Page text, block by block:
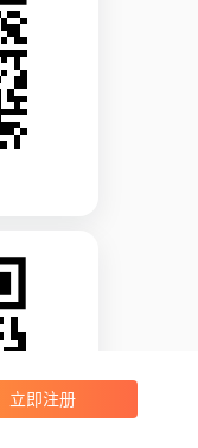
立即注册